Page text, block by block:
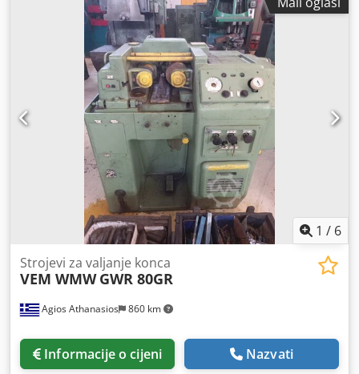
(2026) Stroj je pod naponom u našem skladištu u Gussago
BS. Moguć probni rad. Mimu alatni strojevi. Valjanje je
mehanički postupak bez uklanjanja strugotine, koji se
može provoditi hladno ili toplo, a svrha je poboljšanje
površinske obrade (čime se poboljšava otpornost na
zamor). Snaga (tona): 30 Broj valjaka: 2
1 / 6
Agios Athanasios 860 km
Strojevi za valjanje konca
VEM WMW GWR 80GR
Informacije o cijeni Nazvati